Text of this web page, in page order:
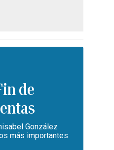
de
González
más importantes